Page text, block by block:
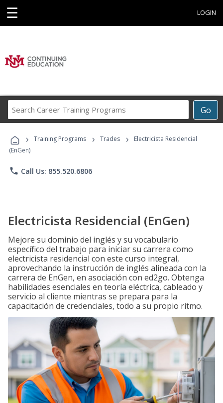
☰ LOGIN
Go
Career
Programs
› Training Programs › Trades ›
Electricista Residencial
(EnGen)
phone Call Us: 855.520.6806
Electricista Residencial (EnGen)
Mejore su dominio del inglés y su vocabulario
específico del trabajo para iniciar su carrera como
electricista residencial con este curso integral,
aprovechando la instrucción de inglés alineada con la
carrera de EnGen, en asociación con ed2go. Obtenga
habilidades esenciales en teoría eléctrica, cableado y
servicio al cliente mientras se prepara para la
capacitación de credenciales, todo a su propio ritmo.